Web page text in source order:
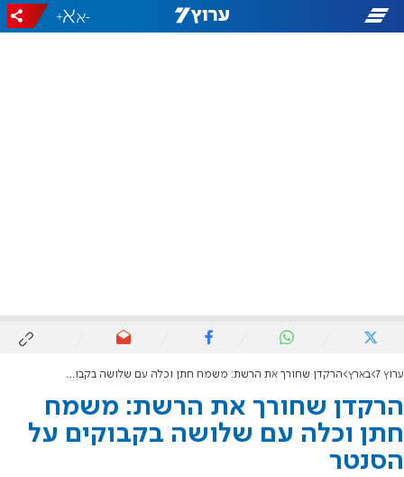
-
+
ערוץ 7 בארץ הרקדן שחורך את הרשת: משמח חתן וכלה עם שלושה בקבוקים על הסנטר
הרקדן שחורך את הרשת: משמח
חתן וכלה עם שלושה בקבוקים על
הסנטר